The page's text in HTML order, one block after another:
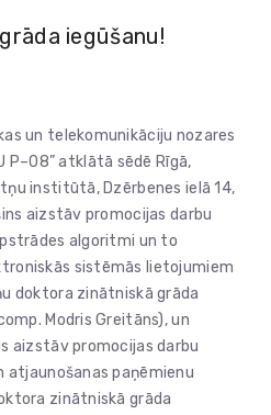
iegūšanu!
un telekomunikāciju nozares
P–08” atklātā sēdē Rīgā,
institūtā, Dzērbenes ielā 14,
aizstāv promocijas darbu
algoritmi un to
sistēmās lietojumiem
doktora zinātniskā grāda
Modris Greitāns), un
aizstāv promocijas darbu
atjaunošanas paņēmienu
zinātniskā grāda